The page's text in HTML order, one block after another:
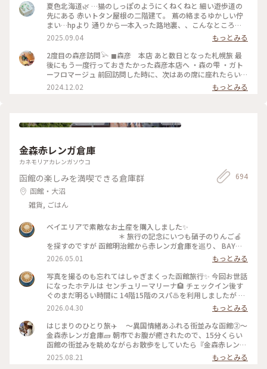
夏色北海道🌿 …猫のしっぽのようにくねくねと 細い遊歩道の
先にある 赤いトタン屋根の二階建て。 蔦の絡まるゆかしい佇
まい…hpより 通りから一本入った路地裏、、こんなところ
に？ 蔦と白い暖簾と 赤い屋根と。 〈木造民家コーヒーの店〉
「森彦」さんは ひっそりと。 1996年に建てられた 小さな小さ
な木造民家から MORIHIKO.のストーリーが始まった、という
本店。 さすがの人気店、お待ちの方たちが 途切れない。 そろ
そろ西に傾く日差しの 一階のテーブル席で ガトーフロマージ
ュ、アイスグリーンティー シブースト、森の雫（オリジナル
ブレンド）を。。 改装に 足掛け3年の時間を要したという 余
造民家コーヒーの店#レトロ喫茶#札幌カフェ#ゆるりカフェ時
2025.09.04
もっとみる
2度目の森彦訪問𓅪 ◼︎森彦 本店 あと数日となった札幌旅 最
後にもう一度行っておきたかった森彦本店へ ・森の雫 ・ガト
ーフロマージュ 前回訪問した時に、次はあの席に座れたらい
いなと思っていた窓際の席に座ることができました♡ まだ2回
目なのに私にとって最高に特別なお店 時計の秒針の音も 店員
だろうな (coffee & something) ガトーフロマージュもほんの
2024.12.02 もっとみる
金森赤レンガ倉庫
カネモリアカレンガソウコ
函館の楽しみを満喫できる倉庫群
函館・大沼
雑貨, ごはん
694
ベイエリアで素敵なお土産を購入しました✨
＊ 旅行の記念にいつも硝子のりんご🍎
を探すのですが 函館明治館から赤レンガ倉庫を巡り、 BAYは
こだて内、瑠璃工房さんで すり硝子とレースのりんごオブジ
ェに出会いました✨ お隣りのフクロウ🦉さんは 先日、小岩井
農場で出会いましたが、函館にも居ました😁
＊ そして、赤レンガ倉庫柄のポーチも🎵
初日に気になって見てたのですが購入には至らず… 次の日にな
り、やっぱり欲しい✨と 再びベイエリアへ🤪 買わなかったら
きっと後悔してた💦 そのくらいお気に入りになりました✨
＊ 写真たてに入れてあるのは センチュリ
ーマリーナのお土産屋さんで購入したポストカードです。 お部
屋の一角が函館になりました✨ ＊ #ちいさ
な列車旅
2026.05.01
もっとみる
写真を撮るのも忘れてはしゃぎまくった函館旅行✨ 今回お世話
になったホテルは センチュリーマリーナ🏨 チェックイン後す
ぐのまだ明るい時間に 14階15階のスパ♨️を利用しましたが 眺
めがサイコーでした🤗 15階の開放感溢れる露天風呂に、14階
のあつ湯は まだ肌寒い函館の春を歩いた体をしっかりほぐし
て😌 海や函館山を眺めながらの♨️至福✨ 夜は館内のジンギス
カン料理のお店を利用しました。 個室で楽しめるのでお酒🍻
も進みます⤴︎⤴︎ チェックイン前に金森赤レンガ倉庫のビアホ
ールで すでに2杯飲んでいましたが🤣 そして、噂に名高いセン
チュリーマリーナの朝食✨ 端から端まで見れないほどのものす
2026.04.30
もっとみる
はじまりのひとり旅✈️ 〜異国情緒あふれる街並みな函館②〜
金森赤レンガ倉庫🧱 朝市でお腹が癒されたので、15分くらい
函館の街並みを眺めながらお散歩をしていたら『金森赤レンガ
倉庫』に到着🗽 港に並ぶ赤レンガの倉庫は明治時代に建造さ
れ、歴史を感じさせられる外観と「函館ヒストリープラザ」
2025.08.21 もっとみる